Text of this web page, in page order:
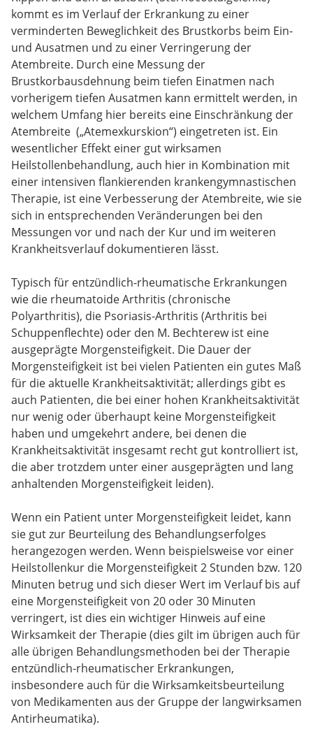
kommt es im Verlauf der Erkrankung zu einer
verminderten Beweglichkeit des Brustkorbs beim Ein-
und Ausatmen und zu einer Verringerung der
Atembreite. Durch eine Messung der
Brustkorbausdehnung beim tiefen Einatmen nach
vorherigem tiefen Ausatmen kann ermittelt werden, in
welchem Umfang hier bereits eine Einschränkung der
Atembreite („Atemexkurskion“) eingetreten ist. Ein
wesentlicher Effekt einer gut wirksamen
Heilstollenbehandlung, auch hier in Kombination mit
einer intensiven flankierenden krankengymnastischen
Therapie, ist eine Verbesserung der Atembreite, wie sie
sich in entsprechenden Veränderungen bei den
Messungen vor und nach der Kur und im weiteren
Krankheitsverlauf dokumentieren lässt.
Typisch für entzündlich-rheumatische Erkrankungen
wie die rheumatoide Arthritis (chronische
Polyarthritis), die Psoriasis-Arthritis (Arthritis bei
Schuppenflechte) oder den M. Bechterew ist eine
ausgeprägte Morgensteifigkeit. Die Dauer der
Morgensteifigkeit ist bei vielen Patienten ein gutes Maß
für die aktuelle Krankheitsaktivität; allerdings gibt es
auch Patienten, die bei einer hohen Krankheitsaktivität
nur wenig oder überhaupt keine Morgensteifigkeit
haben und umgekehrt andere, bei denen die
Krankheitsaktivität insgesamt recht gut kontrolliert ist,
die aber trotzdem unter einer ausgeprägten und lang
anhaltenden Morgensteifigkeit leiden).
Wenn ein Patient unter Morgensteifigkeit leidet, kann
sie gut zur Beurteilung des Behandlungserfolges
herangezogen werden. Wenn beispielsweise vor einer
Heilstollenkur die Morgensteifigkeit 2 Stunden bzw. 120
Minuten betrug und sich dieser Wert im Verlauf bis auf
eine Morgensteifigkeit von 20 oder 30 Minuten
verringert, ist dies ein wichtiger Hinweis auf eine
Wirksamkeit der Therapie (dies gilt im übrigen auch für
alle übrigen Behandlungsmethoden bei der Therapie
entzündlich-rheumatischer Erkrankungen,
insbesondere auch für die Wirksamkeitsbeurteilung
von Medikamenten aus der Gruppe der langwirksamen
Antirheumatika).